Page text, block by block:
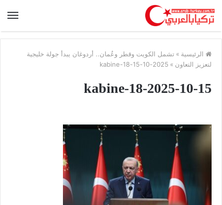
الرئيسية » تشمل الكويت وقطر وعُمان.. أردوغان يبدأ جولة خليجية
لتعزيز التعاون »
2025-10-15-kabine-18
2025-10-15-kabine-18